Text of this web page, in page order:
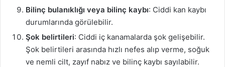
Bilinç bulanıklığı veya bilinç kaybı: Ciddi kan kaybı
durumlarında görülebilir.
Şok belirtileri: Ciddi iç kanamalarda şok gelişebilir.
Şok belirtileri arasında hızlı nefes alıp verme, soğuk
ve nemli cilt, zayıf nabız ve bilinç kaybı sayılabilir.